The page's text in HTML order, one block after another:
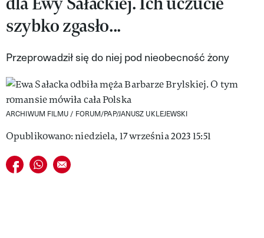
VIVA!MODA
VIVA!PEOPLE POWER
szybko zgasło...
Przeprowadził się do niej pod nieobecność żony
ARCHIWUM FILMU / FORUM/PAP/JANUSZ UKLEJEWSKI
Opublikowano: niedziela, 17 września 2023 15:51
Udostępnij na facebook
Udostępnij na whatsapp
E-mail do przyjaciela